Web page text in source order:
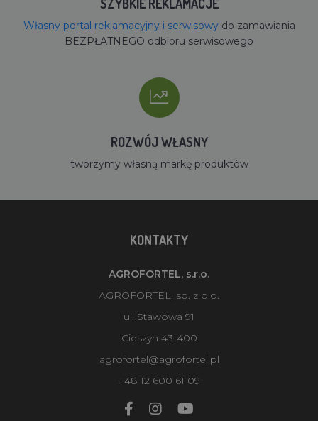
SZYBKIE REKLAMACJE
Własny portal reklamacyjny i serwisowydo zamawiania
BEZPŁATNEGO odbioru serwisowego
ROZWÓJ WŁASNY
tworzymy własną markę produktów
KONTAKTY
AGROFORTEL, s.r.o.
AGROFORTEL, sp. z o.o.
ul. Stawowa 91
Cieszyn 43-400
agrofortel@agrofortel.pl
+48 12 600 61 09